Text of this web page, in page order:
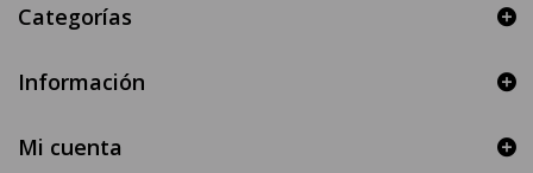
Categorías
Información
Mi cuenta